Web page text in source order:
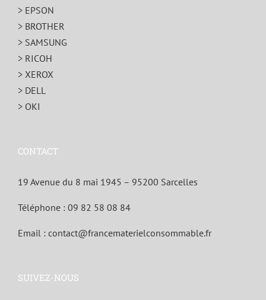
> EPSON
> BROTHER
> SAMSUNG
> RICOH
> XEROX
> DELL
> OKI
CONTACT
19 Avenue du 8 mai 1945 – 95200 Sarcelles
Téléphone : 09 82 58 08 84
Email : contact@francematerielconsommable.fr
SUIVEZ-NOUS